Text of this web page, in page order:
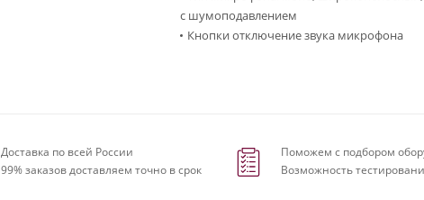
с шумоподавлением
Кнопки отключение звука микрофона
Доставка по всей России
99% заказов доставляем точно в срок
Поможем с подбором
Возможность